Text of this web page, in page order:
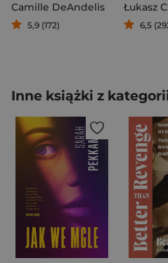
Camille DeAndelis
5,9 (172)
Łukasz
6,5
Inne książki z